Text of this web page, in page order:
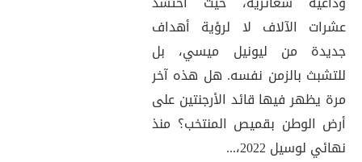
عشرات الآلاف لا لرؤية أهداف
جديدة من ليونيل ميسي، بل
للتشبث بالزمن نفسه. هل هذه آخر
مرة يظهر فيها قائد الأرجنتين على
أرض الوطن بقميص المنتخب؟ منذ
نهائي لوسيل 2022،...